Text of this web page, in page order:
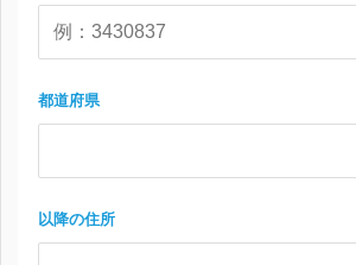
都道府県
以降の住所